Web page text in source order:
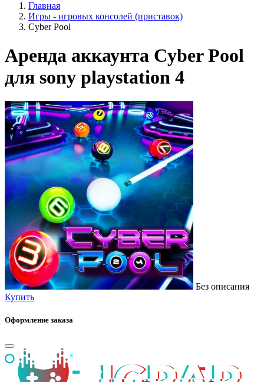
Главная
Игры - игровых консолей (приставок)
Cyber Pool
Аренда аккаунта Cyber Pool
для sony playstation 4
Без описания
Купить
Оформление заказа